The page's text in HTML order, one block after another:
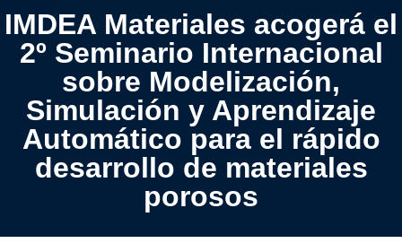
IMDEA Materiales acogerá el
2º Seminario Internacional
sobre Modelización,
Simulación y Aprendizaje
Automático para el rápido
desarrollo de materiales
porosos